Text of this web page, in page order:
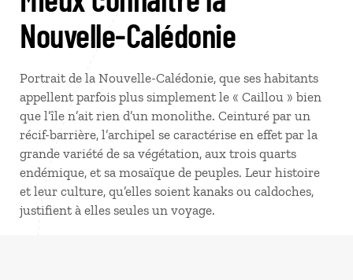
Nouvelle-Calédonie
Portrait de la Nouvelle-Calédonie, que ses habitants
appellent parfois plus simplement le « Caillou » bien
que l’île n’ait rien d’un monolithe. Ceinturé par un
récif-barrière, l’archipel se caractérise en effet par la
grande variété de sa végétation, aux trois quarts
endémique, et sa mosaïque de peuples. Leur histoire
et leur culture, qu’elles soient kanaks ou caldoches,
justifient à elles seules un voyage.